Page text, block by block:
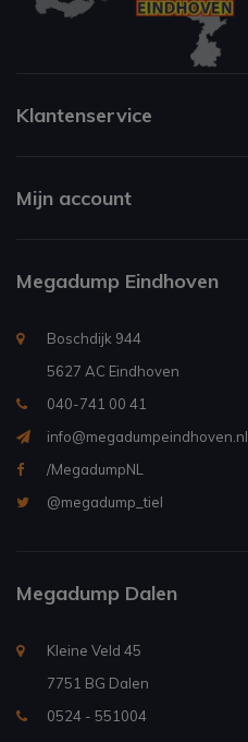
Klantenservice
Mijn account
Megadump Eindhoven
Boschdijk 944
5627 AC Eindhoven
040-741 00 41
info@megadumpeindhoven.nl
/MegadumpNL
@megadump_tiel
Megadump Dalen
Kleine Veld 45
7751 BG Dalen
0524 - 551004